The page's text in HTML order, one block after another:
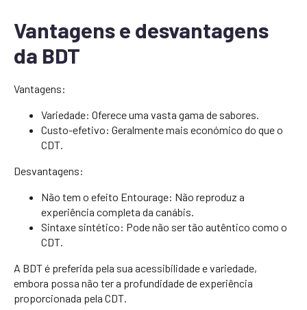
Vantagens e desvantagens
da BDT
Vantagens:
Variedade: Oferece uma vasta gama de sabores.
Custo-efetivo: Geralmente mais económico do que o
CDT.
Desvantagens:
Não tem o efeito Entourage: Não reproduz a
experiência completa da canábis.
Sintaxe sintético: Pode não ser tão autêntico como o
CDT.
A BDT é preferida pela sua acessibilidade e variedade,
embora possa não ter a profundidade de experiência
proporcionada pela CDT.